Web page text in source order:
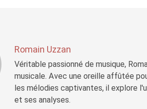
Romain Uzzan
Véritable passionné de musique,
musicale. Avec une oreille affûtée
les mélodies captivantes, il explore
et ses analyses.